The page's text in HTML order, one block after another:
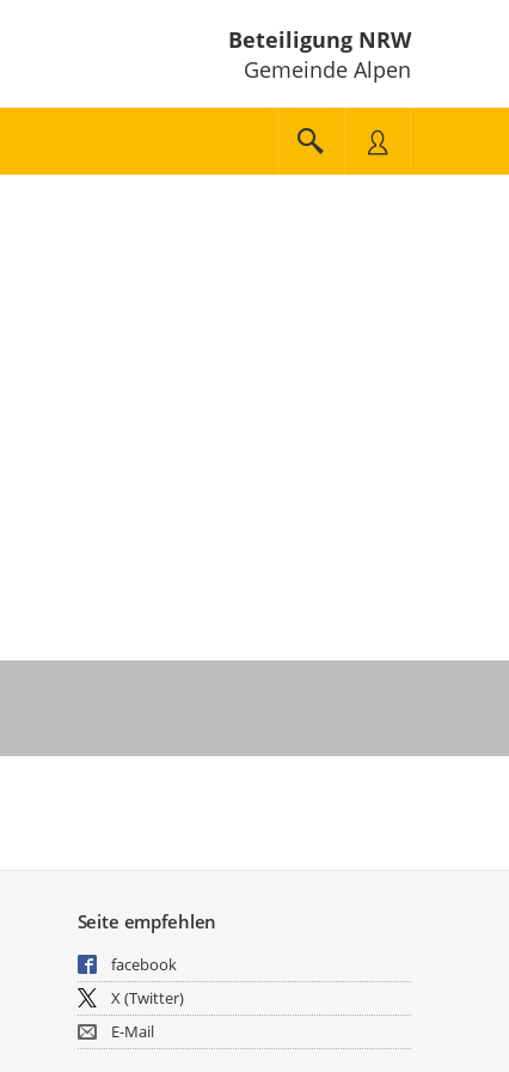
Beteiligung NRW
Gemeinde Alpen
Seite empfehlen
facebook
X (Twitter)
E-Mail